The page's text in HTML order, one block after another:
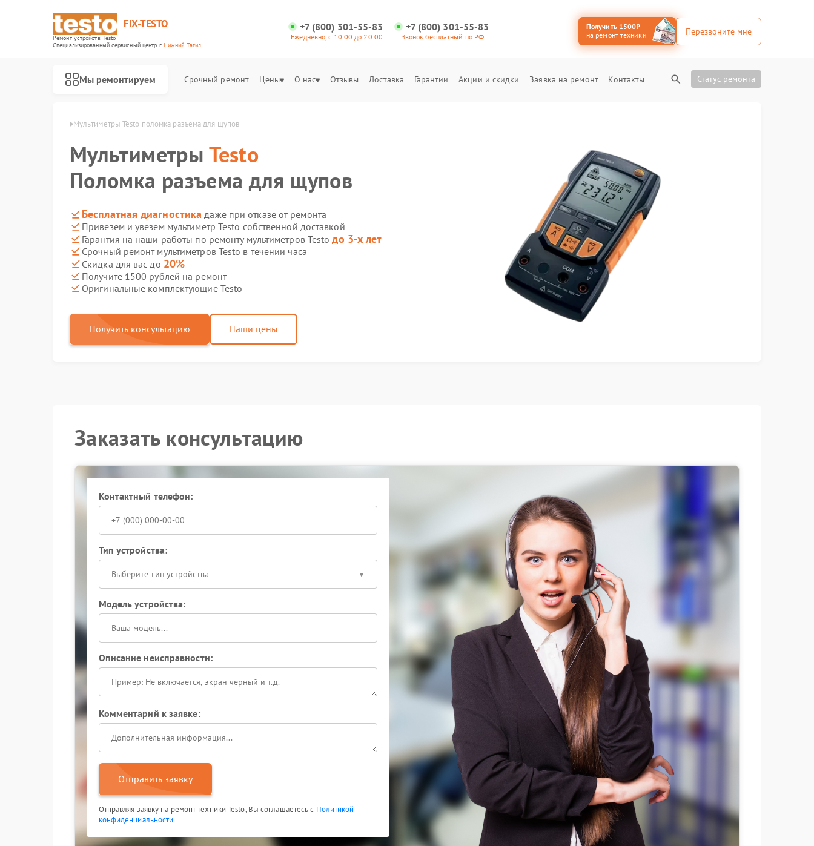
FIX-TESTO
Ремонт устройств Testo
Специализированный cервисный центр г.Нижний Тагил
+7 (800) 301-55-83
Ежедневно, с 10:00 до 20:00
+7 (800) 301-55-83
Звонок бесплатный по РФ
Получить 1500₽
на ремонт техники
Перезвоните мне
Мы ремонтируем Срочный ремонт Цены О нас Отзывы Доставка Гарантии Акции и скидки Заявка на ремонт Контакты Статус ремонта
Мультиметры Testo поломка разъема для щупов
МультиметрыTesto
Поломка разъема для щупов
Бесплатная диагностика даже при отказе от ремонта
Привезем и увезем мультиметр Testo собственной доставкой
Гарантия на наши работы по ремонту мультиметров Testoдо 3-х лет
Срочный ремонт мультиметров Testo в течении часа
Скидка для вас до 20%
Получите 1500 рублей на ремонт
Оригинальные комплектующие Testo
Получить консультацию Наши цены
Заказать консультацию
Контактный телефон:
Тип устройства:
Выберите тип устройства
Модель устройства:
Описание неисправности:
Комментарий к заявке:
Отправить заявку
Отправляя заявку на ремонт техники Testo, Вы соглашаетесь с Политикой
конфиденциальности